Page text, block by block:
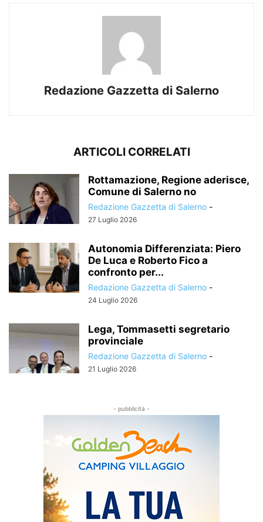
Redazione Gazzetta di Salerno
ARTICOLI CORRELATI
Rottamazione, Regione aderisce,
Comune di Salerno no
Redazione Gazzetta di Salerno -
27 Luglio 2026
Autonomia Differenziata: Piero
De Luca e Roberto Fico a
confronto per...
Redazione Gazzetta di Salerno -
24 Luglio 2026
Lega, Tommasetti segretario
provinciale
Redazione Gazzetta di Salerno -
21 Luglio 2026
- pubblicità -